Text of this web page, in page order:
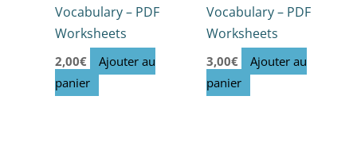
Vocabulary – PDF
Worksheets
2,00€
Ajouter au
panier
Vocabulary – PDF
Worksheets
3,00€
Ajouter au
panier